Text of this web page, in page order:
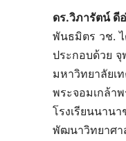
ดร.วิภารัตน์ ดี
พันธมิตร วช.
ประกอบด้วย
มหาวิทยาลัยเ
พระจอมเกล้า
โรงเรียนนาน
พัฒนาวิทยาศา